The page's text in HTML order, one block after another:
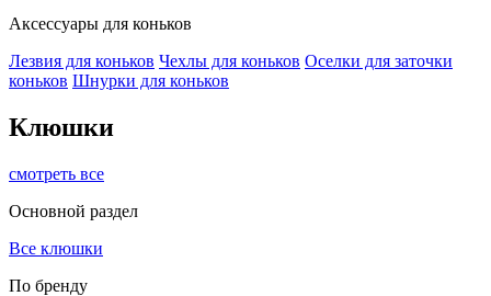
Аксессуары для коньков
Лезвия для коньков Чехлы для коньков Оселки для заточки
коньков Шнурки для коньков
Клюшки
смотреть все
Основной раздел
Все клюшки
По бренду